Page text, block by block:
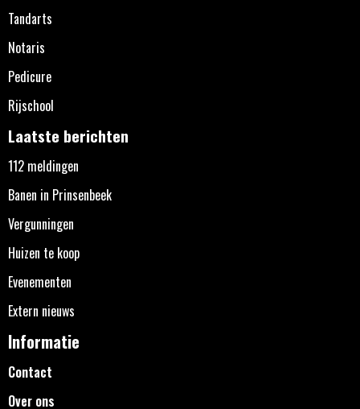
Tandarts
Notaris
Pedicure
Rijschool
Laatste berichten
112 meldingen
Banen in Prinsenbeek
Vergunningen
Huizen te koop
Evenementen
Extern nieuws
Informatie
Contact
Over ons